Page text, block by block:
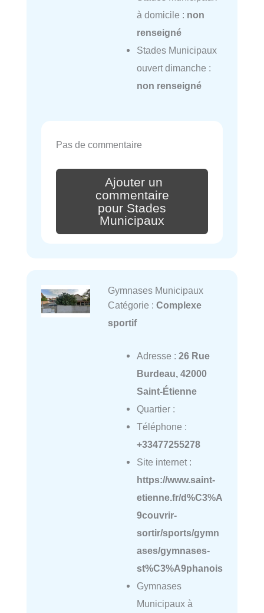
à domicile : non
renseigné
Stades Municipaux
ouvert dimanche :
non renseigné
Pas de commentaire
Ajouter un
commentaire
pour Stades
Municipaux
Gymnases Municipaux
Catégorie : Complexe
sportif
Adresse : 26 Rue
Burdeau, 42000
Saint-Étienne
Quartier :
Téléphone :
+33477255278
Site internet :
https://www.saint-
etienne.fr/d%C3%A
9couvrir-
sortir/sports/gymn
ases/gymnases-
st%C3%A9phanois
Gymnases
Municipaux à